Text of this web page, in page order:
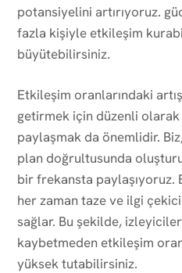
potansiyelini artırıyoruz.
fazla kişiyle etkileşim
büyütebilirsiniz.
Etkileşim oranlarındaki
getirmek için düzenli
paylaşmak da önemlidir.
plan doğrultusunda
bir frekansta
her zaman taze ve ilgi
sağlar. Bu şekilde,
kaybetmeden etkileşim
yüksek tutabilirsiniz.